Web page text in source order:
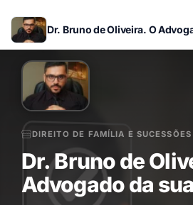
DIREITO DE FAMÍLIA E
Dr. Bruno de
Advogado da